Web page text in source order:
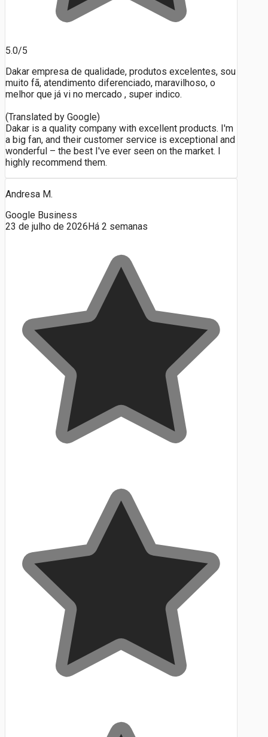
5.0/5
Dakar empresa de qualidade, produtos excelentes, sou
muito fã, atendimento diferenciado, maravilhoso, o
melhor que já vi no mercado , super indico.
(Translated by Google)
Dakar is a quality company with excellent products. I'm
a big fan, and their customer service is exceptional and
wonderful – the best I've ever seen on the market. I
highly recommend them.
Andresa M.
Google Business
23 de julho de 2026Há 2 semanas